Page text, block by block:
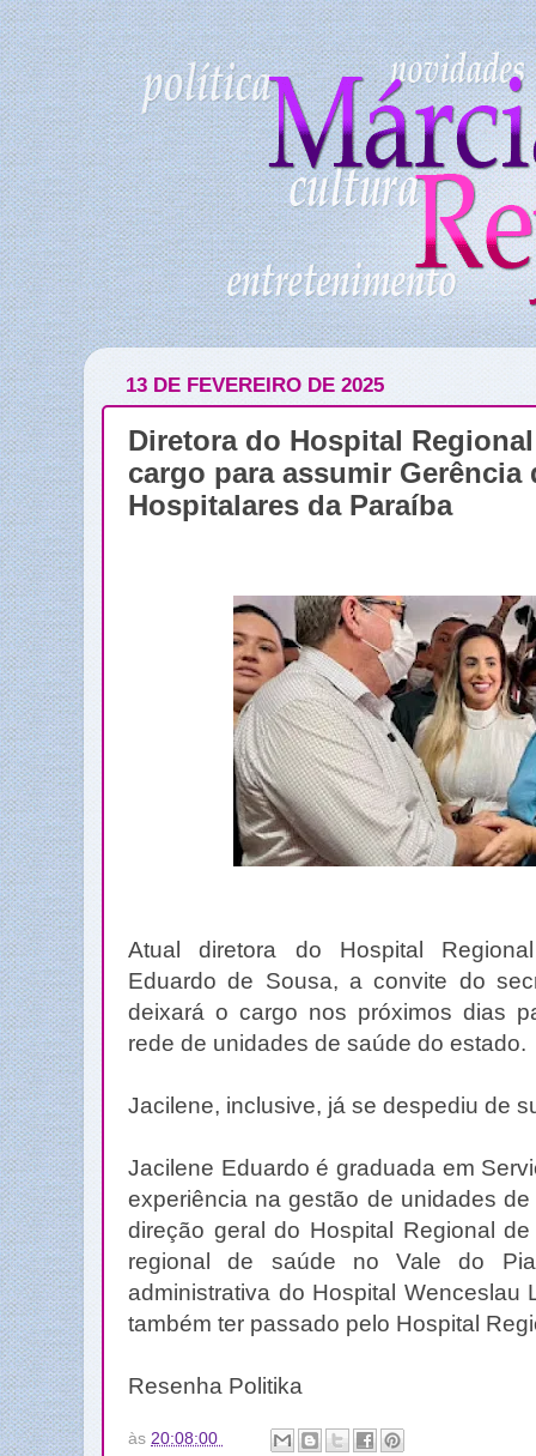
13 DE FEVEREIRO DE 2025
Diretora do Hospital
cargo para assumir Gerência
Hospitalares da Paraíba
Atual diretora do Hospital
Eduardo de Sousa, a convite do
deixará o cargo nos próximos dias
rede de unidades de saúde do estado.
Jacilene, inclusive, já se despediu de
Jacilene Eduardo é graduada em
experiência na gestão de unidades
direção geral do Hospital Regional
regional de saúde no Vale do
administrativa do Hospital Wenceslau
também ter passado pelo Hospital
Resenha Politika
às 20:08:00